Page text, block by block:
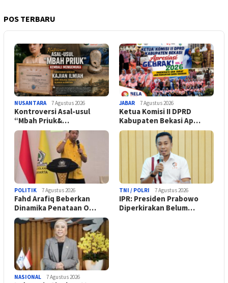
POS TERBARU
NUSANTARA 7 Agustus 2026
Kontroversi Asal-usul
“Mbah Priuk&…
JABAR 7 Agustus 2026
Ketua Komisi II DPRD
Kabupaten Bekasi Ap…
POLITIK 7 Agustus 2026
Fahd Arafiq Beberkan
Dinamika Penataan O…
TNI / POLRI 7 Agustus 2026
IPR: Presiden Prabowo
Diperkirakan Belum…
NASIONAL 7 Agustus 2026